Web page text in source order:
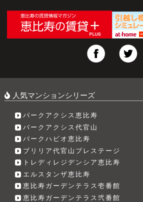
人気マンションシリーズ
パークアクシス恵比寿
パークアクシス代官山
パークハビオ恵比寿
ブリリア代官山プレステージ
トレディレジデンシア恵比寿
エルスタンザ恵比寿
恵比寿ガーデンテラス壱番館
恵比寿ガーデンテラス弐番館